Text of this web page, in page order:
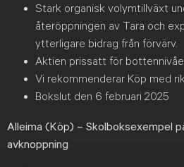
Stark organisk volymtillväxt
återöppningen av Tara och
ytterligare bidrag från förvärv.
Aktien prissatt för
Vi rekommenderar Köp med
Bokslut den 6 februari 2025
Alleima (Köp) – Skolboksexempel
avknoppning